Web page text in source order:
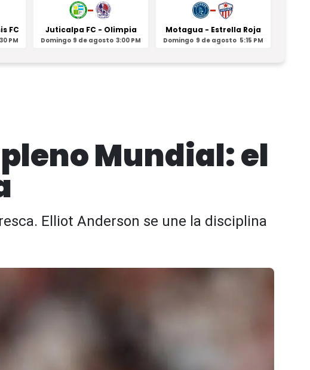
FC
PM
-
Juticalpa FC - Olimpia
Domingo 9 de agosto 3:00 PM
-
Motagua - Estrella Roja
Domingo 9 de agosto 5:15 PM
Mundial: el
Elliot Anderson se une la disciplina